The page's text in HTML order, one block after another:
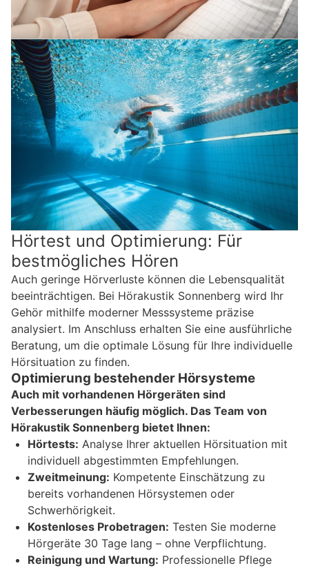
Hörtest und Optimierung: Für
bestmögliches Hören
Auch geringe Hörverluste können die Lebensqualität
beeinträchtigen. Bei Hörakustik Sonnenberg wird Ihr
Gehör mithilfe moderner Messsysteme präzise
analysiert. Im Anschluss erhalten Sie eine ausführliche
Beratung, um die optimale Lösung für Ihre individuelle
Hörsituation zu finden.
Optimierung bestehender Hörsysteme
Auch mit vorhandenen Hörgeräten sind
Verbesserungen häufig möglich. Das Team von
Hörakustik Sonnenberg bietet Ihnen:
Hörtests: Analyse Ihrer aktuellen Hörsituation mit
individuell abgestimmten Empfehlungen.
Zweitmeinung: Kompetente Einschätzung zu
bereits vorhandenen Hörsystemen oder
Schwerhörigkeit.
Kostenloses Probetragen: Testen Sie moderne
Hörgeräte 30 Tage lang – ohne Verpflichtung.
Reinigung und Wartung: Professionelle Pflege